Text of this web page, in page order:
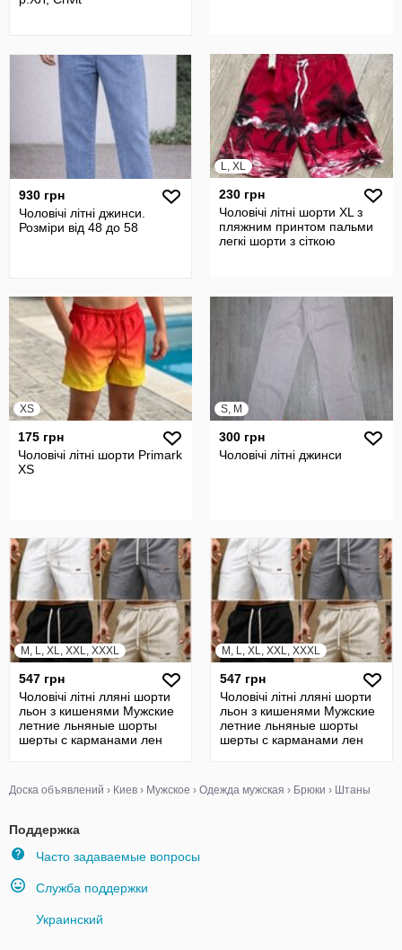
930 грн
Чоловічі літні джинси.
Розміри від 48 до 58
L, XL
230 грн
Чоловічі літні шорти XL з
пляжним принтом пальми
легкі шорти з сіткою
XS
175 грн
Чоловічі літні шорти Primark
XS
S, M
300 грн
Чоловічі літні джинси
M, L, XL, XXL, XXXL
547 грн
Чоловічі літні лляні шорти
льон з кишенями Мужские
летние льняные шорты
шерты с карманами лен
M, L, XL, XXL, XXXL
547 грн
Чоловічі літні лляні шорти
льон з кишенями Мужские
летние льняные шорты
шерты с карманами лен
Доска объявлений › Киев › Мужское › Одежда мужская › Брюки › Штаны
Поддержка
Часто задаваемые вопросы
Служба поддержки
Украинский